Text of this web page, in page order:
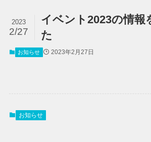
イベント2023の情報
た
2023
2/27
お知らせ 2023年2月27日
お知らせ